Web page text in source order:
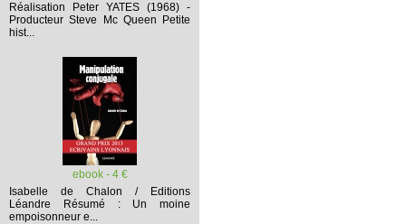
Réalisation Peter YATES (1968) -
Producteur Steve Mc Queen
Petite
hist...
ebook - 4 €
Isabelle de Chalon / Editions
Léandre
Résumé :
Un moine
empoisonneur e...